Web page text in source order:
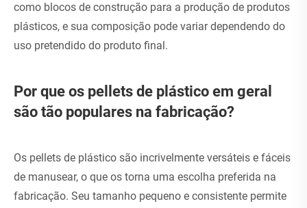
como blocos de construção para a produção de produtos
plásticos, e sua composição pode variar dependendo do
uso pretendido do produto final.
Por que os pellets de plástico em geral
são tão populares na fabricação?
Os pellets de plástico são incrivelmente versáteis e fáceis
de manusear, o que os torna uma escolha preferida na
fabricação. Seu tamanho pequeno e consistente permite